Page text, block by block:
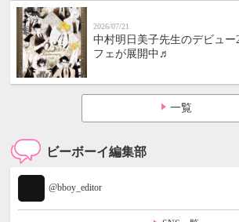
2026/07/21
中村明日美子先生のデビュー
フェが展開中♬
一覧
ビーボーイ編集部
@bboy_editor